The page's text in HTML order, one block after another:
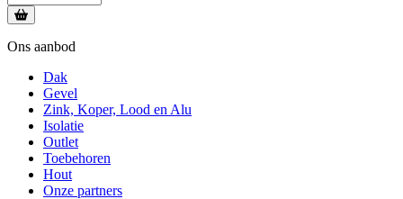
Ons aanbod
Dak
Gevel
Zink, Koper, Lood en Alu
Isolatie
Outlet
Toebehoren
Hout
Onze partners